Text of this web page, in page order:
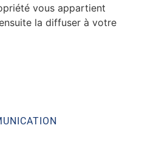
vous appartient
la diffuser à votre